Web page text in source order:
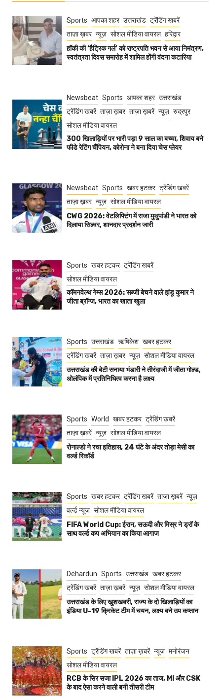
Sports आपका शहर उत्तराखंड ट्रेंडिंग खबरें
ताज़ा ख़बर न्यूज़ सोशल मीडिया वायरल हरिद्वार
हॉकी की ‘हैट्रिक गर्ल’ को राष्ट्रपति भवन से आया निमंत्रण,
स्वतंत्रता दिवस समारोह में शामिल होंगी वंदना कटारिया
Newsbeat Sports आपका शहर उत्तराखंड
ट्रेंडिंग खबरें ताज़ा ख़बर ताज़ा ख़बरें न्यूज़ रुद्रपुर
सोशल मीडिया वायरल
300 खिलाड़ियों पर भारी पड़ा 9 साल का बच्चा, शिवाय बने
फीडे रेटिंग चैंपियन, कोरोना ने बना दिया चेस प्लेयर
Newsbeat Sports खबर हटकर ट्रेंडिंग खबरें
ताज़ा ख़बर न्यूज़ सोशल मीडिया वायरल
CWG 2026: वेटलिफ्टिंग में राजा मुथुपांडी ने भारत को
दिलाया सिल्वर, शानदार प्रदर्शन जारी
Sports खबर हटकर ट्रेंडिंग खबरें
सोशल मीडिया वायरल
कॉमनवेल्थ गेम्स 2026: सब्जी बेचने वाले झंडू कुमार ने
जीता ब्रॉन्ज, भारत का खाता खुला
Sports उत्तराखंड ऋषिकेश खबर हटकर
ट्रेंडिंग खबरें ताज़ा ख़बर न्यूज़ सोशल मीडिया वायरल
उत्तराखंड की बेटी सनाया भंडारी ने तीरंदाजी में जीता गोल्ड,
ओलंपिक में प्रतिनिधित्व करना है लक्ष्य
Sports World खबर हटकर ट्रेंडिंग खबरें
ताज़ा ख़बरें न्यूज़ सोशल मीडिया वायरल
रोनाल्डो ने रचा इतिहास, 24 घंटे के अंदर तोड़ा मेसी का
वर्ल्ड रिकॉर्ड
Sports खबर हटकर ट्रेंडिंग खबरें ताज़ा ख़बरें न्यूज़
वर्ल्ड न्यूज़ सोशल मीडिया वायरल
FIFA World Cup: ईरान, सऊदी और मिस्र ने ड्रॉ के
साथ वर्ल्ड कप अभियान का किया आगाज
Dehardun Sports उत्तराखंड खबर हटकर
ट्रेंडिंग खबरें ताज़ा ख़बरें न्यूज़ सोशल मीडिया वायरल
उत्तराखंड के लिए खुशखबरी, राज्य के दो खिलाड़ियों का
इंडिया U-19 क्रिकेट टीम में चयन, लक्ष्य बने उप कप्तान
Sports ट्रेंडिंग खबरें ताज़ा ख़बरें न्यूज़ मनोरंजन
सोशल मीडिया वायरल
RCB के सिर सजा IPL 2026 का ताज, MI और CSK
के बाद ऐसा करने वाली बनी तीसरी टीम